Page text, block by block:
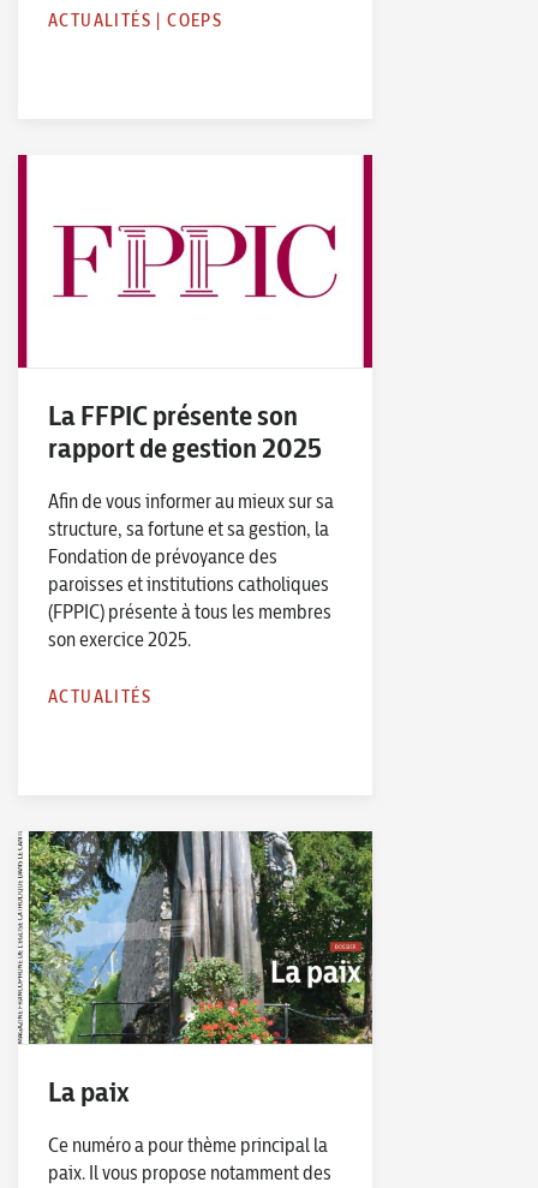
ACTUALITÉS |COEPS
La FFPIC présente son
rapport de gestion 2025
Afin de vous informer au mieux sur sa
structure, sa fortune et sa gestion, la
Fondation de prévoyance des
paroisses et institutions catholiques
(FPPIC) présente à tous les membres
son exercice 2025.
ACTUALITÉS
La paix
Ce numéro a pour thème principal la
paix. Il vous propose notamment des